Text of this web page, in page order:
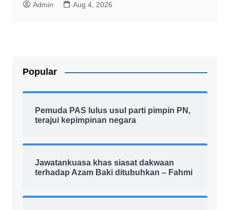
Admin Aug 4, 2026
Popular
Pemuda PAS lulus usul parti pimpin PN,
terajui kepimpinan negara
Jawatankuasa khas siasat dakwaan
terhadap Azam Baki ditubuhkan – Fahmi